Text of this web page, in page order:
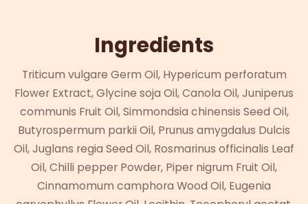
Ingredients
Triticum vulgare Germ Oil, Hypericum perforatum
Flower Extract, Glycine soja Oil, Canola Oil, Juniperus
communis Fruit Oil, Simmondsia chinensis Seed Oil,
Butyrospermum parkii Oil, Prunus amygdalus Dulcis
Oil, Juglans regia Seed Oil, Rosmarinus officinalis Leaf
Oil, Chilli pepper Powder, Piper nigrum Fruit Oil,
Cinnamomum camphora Wood Oil, Eugenia